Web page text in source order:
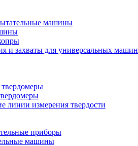
машины
и захваты для универсальных машин
линии измерения твердости
приборы
машины